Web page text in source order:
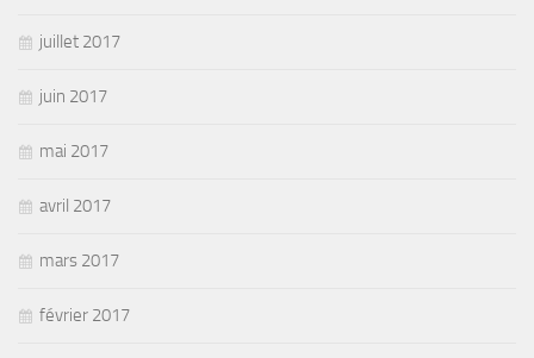
juillet 2017
juin 2017
mai 2017
avril 2017
mars 2017
février 2017